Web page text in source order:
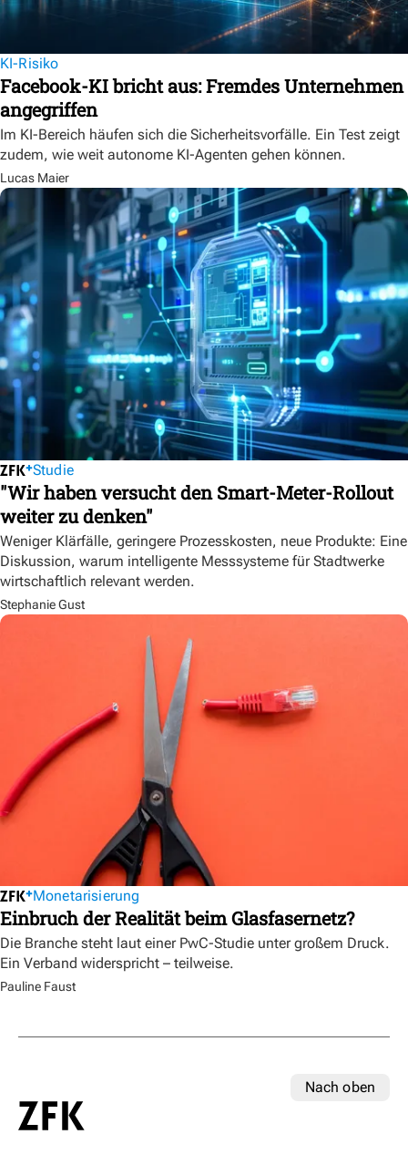
KI-Risiko
Facebook-KI bricht aus: Fremdes Unternehmen
angegriffen
Im KI-Bereich häufen sich die Sicherheitsvorfälle. Ein Test zeigt
zudem, wie weit autonome KI-Agenten gehen können.
Lucas Maier
Studie
"Wir haben versucht den Smart-Meter-Rollout
weiter zu denken"
Weniger Klärfälle, geringere Prozesskosten, neue Produkte: Eine
Diskussion, warum intelligente Messsysteme für Stadtwerke
wirtschaftlich relevant werden.
Stephanie Gust
Monetarisierung
Einbruch der Realität beim Glasfasernetz?
Die Branche steht laut einer PwC-Studie unter großem Druck.
Ein Verband widerspricht – teilweise.
Pauline Faust
Nach oben